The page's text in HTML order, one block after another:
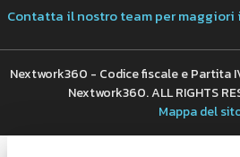
Contatta il nostro team per
Nextwork360 - Codice fiscale e Partita
Nextwork360. ALL RIGHTS
Mappa del